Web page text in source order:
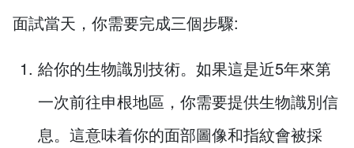
面試當天，你需要完成三個步驟:
給你的生物識別技術。如果這是近5年來第
一次前往申根地區，你需要提供生物識別信
息。這意味着你的面部圖像和指紋會被採